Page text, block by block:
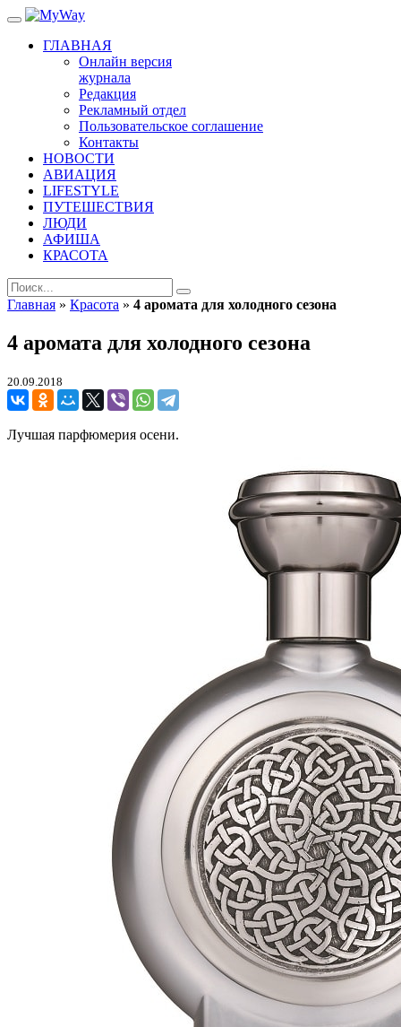
ГЛАВНАЯ
Онлайн версия
журнала
Редакция
Рекламный отдел
Пользовательское соглашение
Контакты
НОВОСТИ
АВИАЦИЯ
LIFESTYLE
ПУТЕШЕСТВИЯ
ЛЮДИ
АФИША
КРАСОТА
Главная » Красота » 4 аромата для холодного сезона
4 аромата для холодного сезона
20.09.2018
Лучшая парфюмерия осени.